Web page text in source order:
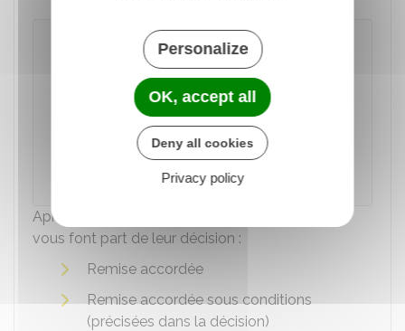
En cas de contestation ou de litige avec
l'administration fiscale (par exemple, à la
contrôle fiscal
), une demande de
transaction peut, sous de strictes conditions,
permettre d'obtenir une réduction des
et intérêts de retard dus.
Après l'examen de votre demande, les impôts
vous font part de leur décision :
Remise accordée
Remise accordée sous conditions
(précisées dans la décision)
Personalize
OK, accept all
Deny all cookies
Privacy policy